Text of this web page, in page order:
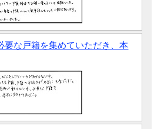
要な戸籍を集めていただき、本